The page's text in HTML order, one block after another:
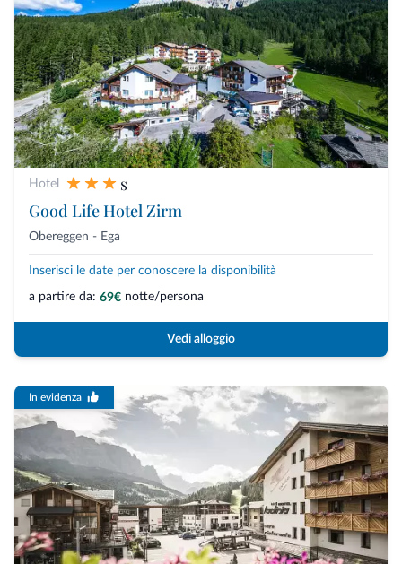
Hotel
s
Good Life Hotel Zirm
Obereggen - Ega
Inserisci le date per conoscere la disponibilità
a partire da: 69€ notte/persona
Vedi alloggio
In evidenza